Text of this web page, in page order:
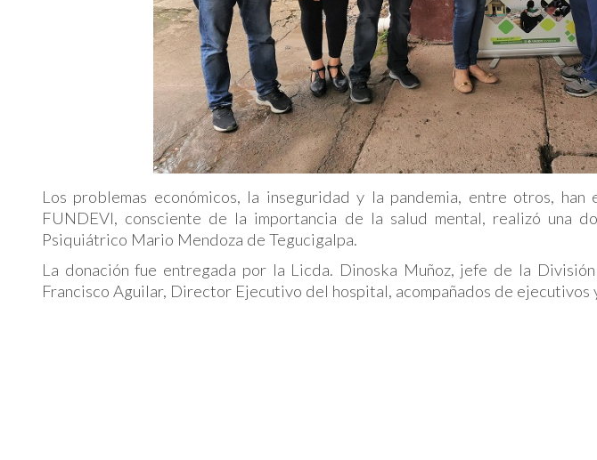
Los problemas económicos, la inseguridad y la pandemia, entre otros,
FUNDEVI, consciente de la importancia de la salud mental, realizó una
Psiquiátrico Mario Mendoza de Tegucigalpa.
La donación fue entregada por la Licda. Dinoska Muñoz, jefe de la
Francisco Aguilar, Director Ejecutivo del hospital, acompañados de ejecutivos